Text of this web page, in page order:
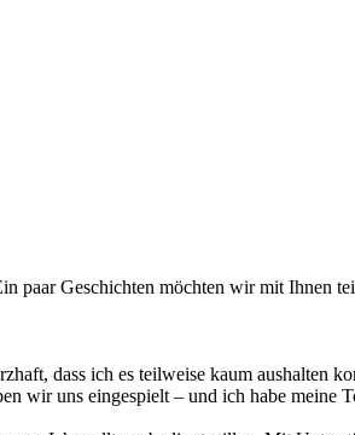
paar Geschichten möchten wir mit Ihnen
dass ich es teilweise kaum aushalten
wir uns eingespielt – und ich habe meine